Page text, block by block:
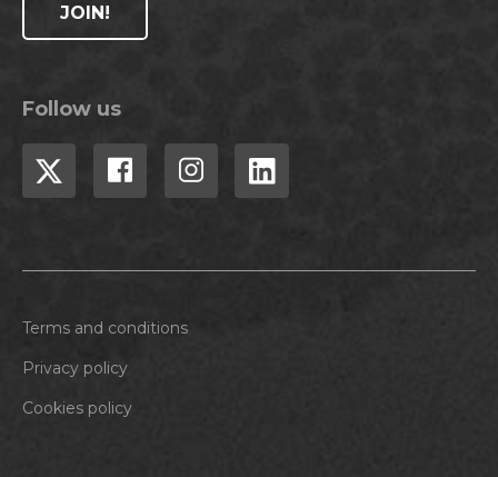
JOIN!
Follow us
Terms and conditions
Privacy policy
Cookies policy